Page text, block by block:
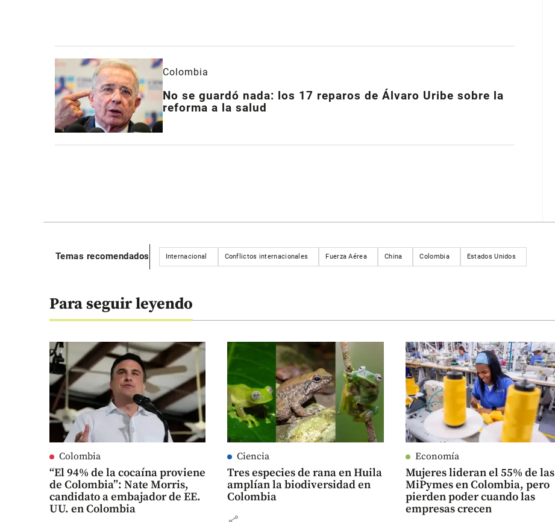
Colombia
No se guardó nada: los 17 reparos de Álvaro Uribe sobre la
reforma a la salud
Temas recomendados Internacional Conflictos internacionales Fuerza Aérea China Colombia Estados Unidos
Para seguir leyendo
Colombia
“El 94% de la cocaína proviene
de Colombia”: Nate Morris,
candidato a embajador de EE.
UU. en Colombia
Ciencia
Tres especies de rana en Huila
amplían la biodiversidad en
Colombia
Economía
Mujeres lideran el 55% de las
MiPymes en Colombia, pero
pierden poder cuando las
empresas crecen